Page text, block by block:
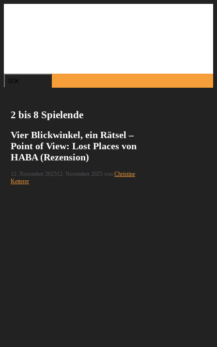
2 bis 8 Spielende
Vier Blickwinkel, ein Rätsel –
Point of View: Lost Places von
HABA (Rezension)
12. November 202512. November 2025 vonChristine
Ketterer